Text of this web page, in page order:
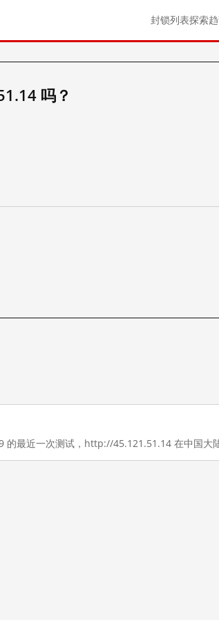
封锁列表探索
吗？
最近一次测试，http://45.121.51.14 在中国大陆